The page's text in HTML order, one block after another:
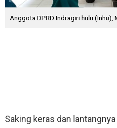
Anggota DPRD Indragiri hulu (Inhu),
Saking keras dan